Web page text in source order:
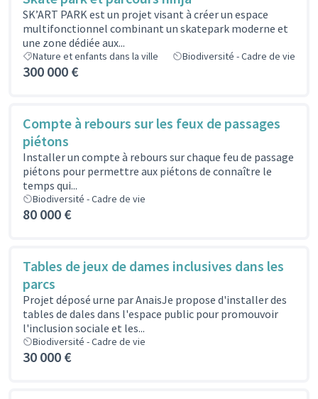
SK’ART PARK est un projet visant à créer un espace
multifonctionnel combinant un skatepark moderne et
une zone dédiée aux...
Nature et enfants dans la ville Biodiversité - Cadre de vie
300 000 €
Compte à rebours sur les feux de passages
piétons
Installer un compte à rebours sur chaque feu de passage
piétons pour permettre aux piétons de connaître le
temps qui...
Biodiversité - Cadre de vie
80 000 €
Tables de jeux de dames inclusives dans les
parcs
Projet déposé urne par AnaisJe propose d'installer des
tables de dales dans l'espace public pour promouvoir
l'inclusion sociale et les...
Biodiversité - Cadre de vie
30 000 €